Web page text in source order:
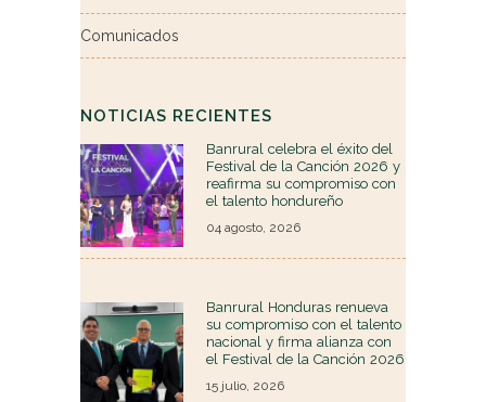
Comunicados
NOTICIAS RECIENTES
Banrural celebra el éxito del
Festival de la Canción 2026 y
reafirma su compromiso con
el talento hondureño
04 agosto, 2026
Banrural Honduras renueva
su compromiso con el talento
nacional y firma alianza con
el Festival de la Canción 2026
15 julio, 2026